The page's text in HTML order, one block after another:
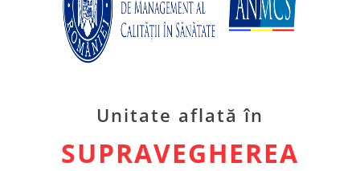
Unitate aflată în
SUPRAVEGHEREA